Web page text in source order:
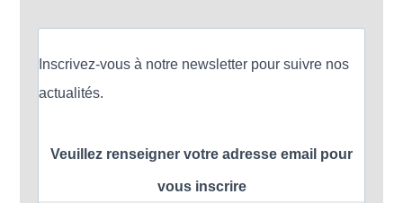
Inscrivez-vous à notre newsletter pour suivre nos
actualités.
Veuillez renseigner votre adresse email pour
vous inscrire